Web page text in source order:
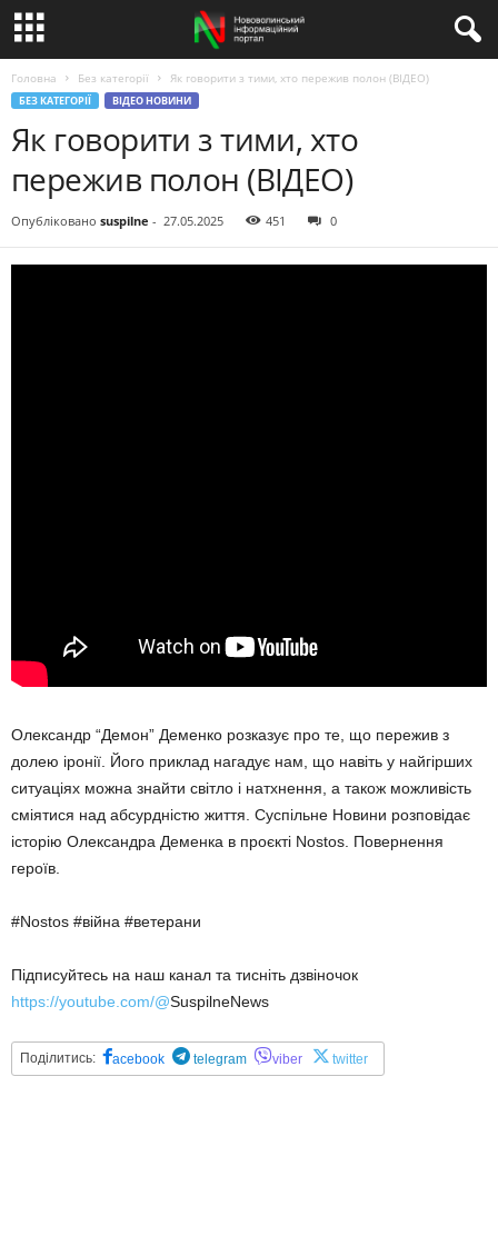
Головна Без категорії Як говорити з тими, хто пережив полон (ВІДЕО)
БЕЗ КАТЕГОРІЇ ВІДЕО НОВИНИ
Як говорити з тими, хто
пережив полон (ВІДЕО)
Опубліковано suspilne - 27.05.2025 451 0
Олександр “Демон” Деменко розказує про те, що пережив з
долею іронії. Його приклад нагадує нам, що навіть у найгірших
ситуаціях можна знайти світло і натхнення, а також можливість
сміятися над абсурдністю життя. Суспільне Новини розповідає
історію Олександра Деменка в проєкті Nostos. Повернення
героїв.
#Nostos #війна #ветерани
Підписуйтесь на наш канал та тисніть дзвіночок
https://youtube.com/@SuspilneNews
Поділитись: acebook telegram viber twitter